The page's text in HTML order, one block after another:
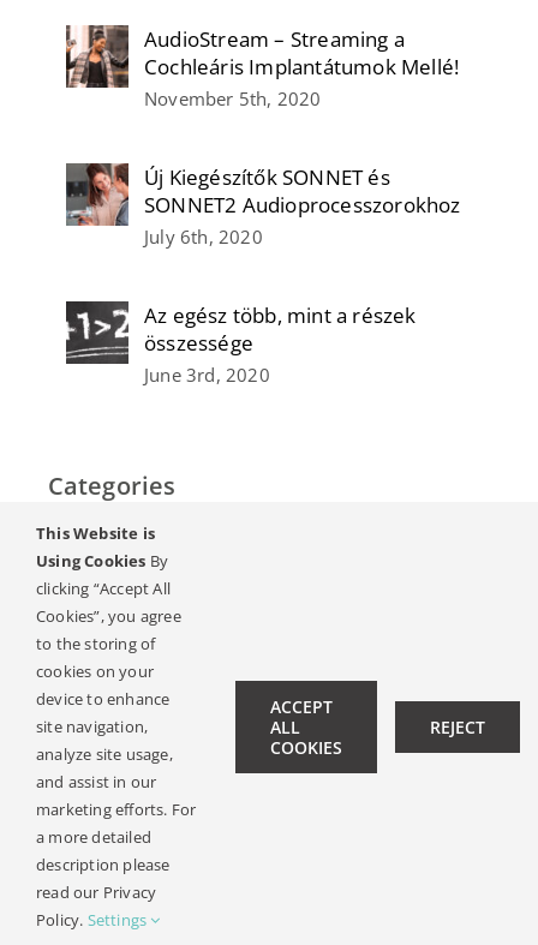
AudioStream – Streaming a
Cochleáris Implantátumok Mellé!
November 5th, 2020
Új Kiegészítők SONNET és
SONNET2 Audioprocesszorokhoz
July 6th, 2020
Az egész több, mint a részek
összessége
June 3rd, 2020
Categories
Home
Hallás & Halláskárosodás
Magazin
Hallásnagyköveteink
Kapcsolat
© Copyright 2019 -
Kozlemeny
This Website is
Using Cookies By
clicking “Accept All
Cookies”, you agree
to the storing of
cookies on your
device to enhance
site navigation,
analyze site usage,
and assist in our
marketing efforts. For
a more detailed
description please
read our Privacy
Policy. Settings
ACCEPT
ALL
COOKIES
REJECT